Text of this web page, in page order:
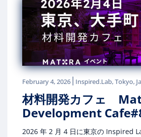
February 4, 2026 | Inspired.Lab, Tokyo,
材料開発カフェ
Development
2026 年 2 月 4 日に東京の Inspired